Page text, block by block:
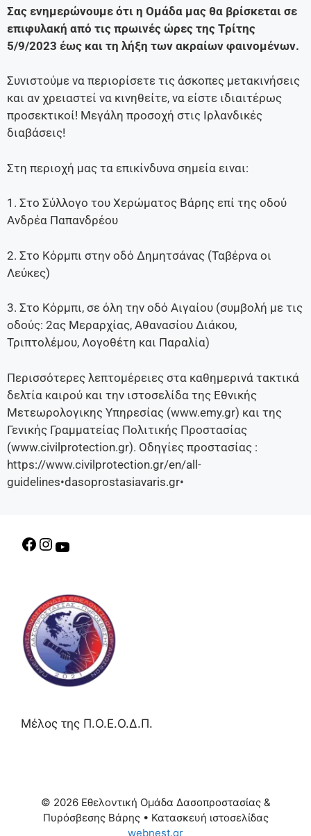
Σας ενημερώνουμε ότι η Ομάδα μας θα βρίσκεται σε
επιφυλακή από τις πρωινές ώρες της Τρίτης
5/9/2023 έως και τη λήξη των ακραίων φαινομένων.
Συνιστούμε να περιορίσετε τις άσκοπες μετακινήσεις
και αν χρειαστεί να κινηθείτε, να είστε ιδιαιτέρως
προσεκτικοί! Μεγάλη προσοχή στις Ιρλανδικές
διαβάσεις!
Στη περιοχή μας τα επικίνδυνα σημεία ειναι:
1. Στο Σύλλογο του Χερώματος Βάρης επί της οδού
Ανδρέα Παπανδρέου
2. Στο Κόρμπι στην οδό Δημητσάνας (Ταβέρνα οι
Λεύκες)
3. Στο Κόρμπι, σε όλη την οδό Αιγαίου (συμβολή με τις
οδούς: 2ας Μεραρχίας, Αθανασίου Διάκου,
Τριπτολέμου, Λογοθέτη και Παραλία)
Περισσότερες λεπτομέρειες στα καθημερινά τακτικά
δελτία καιρού και την ιστοσελίδα της Εθνικής
Μετεωρολογικης Υπηρεσίας (www.emy.gr) και της
Γενικής Γραμματείας Πολιτικής Προστασίας
(www.civilprotection.gr). Οδηγίες προστασίας :
https://www.civilprotection.gr/en/all-
guidelines•dasoprostasiavaris.gr•
Μέλος της Π.Ο.Ε.Ο.Δ.Π.
© 2026 Εθελοντική Ομάδα Δασοπροστασίας &
Πυρόσβεσης Βάρης• Κατασκευή ιστοσελίδας
webnest.gr